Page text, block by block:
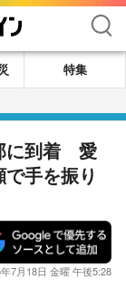
検索
特集
に到着 愛
手を振り
7月18日 金曜 午後5:28